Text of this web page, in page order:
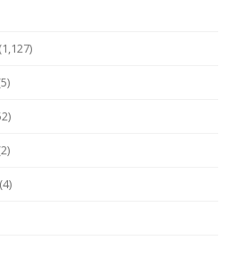
(1,127)
(4)